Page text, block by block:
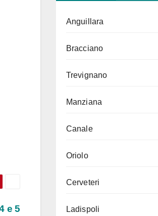
e 5
Anguillara
Bracciano
Trevignano
Manziana
Canale
Oriolo
Cerveteri
Ladispoli